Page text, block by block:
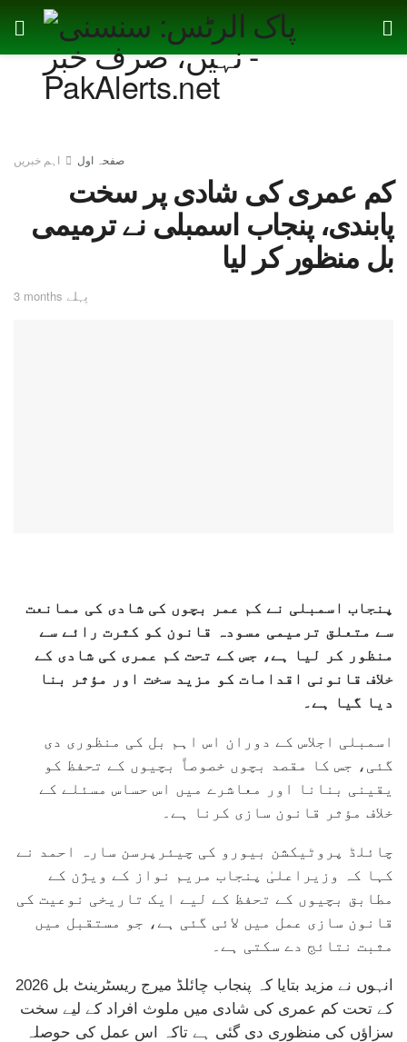
صفحہ اول اہم خبریں
کم عمری کی شادی پر سخت
پابندی، پنجاب اسمبلی نے ترمیمی
بل منظور کر لیا
3 months پہلے
پنجاب اسمبلی نے کم عمر بچوں کی شادی کی ممانعت
سے متعلق ترمیمی مسودہ قانون کو کثرت رائے سے
منظور کر لیا ہے، جس کے تحت کم عمری کی شادی کے
خلاف قانونی اقدامات کو مزید سخت اور مؤثر بنا
دیا گیا ہے۔
اسمبلی اجلاس کے دوران اس اہم بل کی منظوری دی
گئی، جس کا مقصد بچوں خصوصاً بچیوں کے تحفظ کو
یقینی بنانا اور معاشرے میں اس حساس مسئلے کے
خلاف مؤثر قانون سازی کرنا ہے۔
چائلڈ پروٹیکشن بیورو کی چیئرپرسن سارہ احمد نے
کہا کہ وزیراعلیٰ پنجاب مریم نواز کے ویژن کے
مطابق بچیوں کے تحفظ کے لیے ایک تاریخی نوعیت کی
قانون سازی عمل میں لائی گئی ہے، جو مستقبل میں
مثبت نتائج دے سکتی ہے۔
انہوں نے مزید بتایا کہ پنجاب چائلڈ میرج ریسٹرینٹ بل 2026
کے تحت کم عمری کی شادی میں ملوث افراد کے لیے سخت
سزاؤں کی منظوری دی گئی ہے تاکہ اس عمل کی حوصلہ